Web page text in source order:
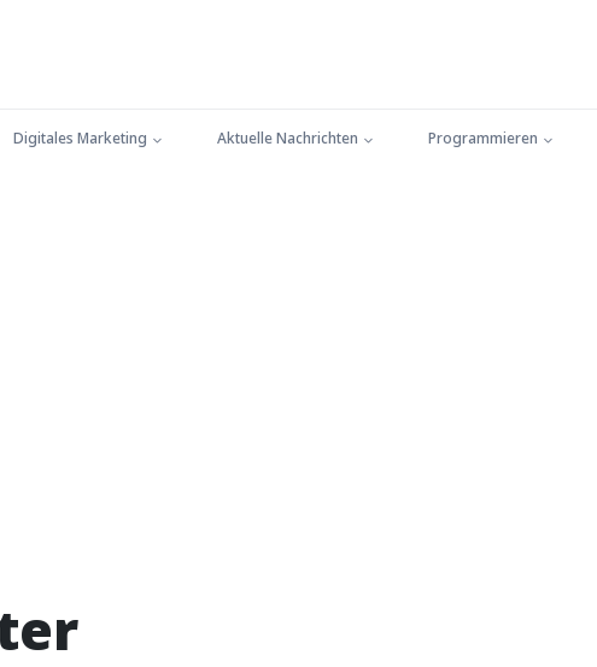
Digitales Marketing Aktuelle Nachrichten Programmieren